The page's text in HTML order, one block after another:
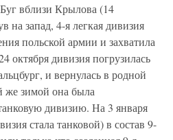
вблизи Крылова (14
на запад, 4-я легкая дивизия
польской армии и захватила
октября дивизия погрузилась
и вернулась в родной
зимой она была
дивизию. На 3 января
стала танковой) в состав 9-